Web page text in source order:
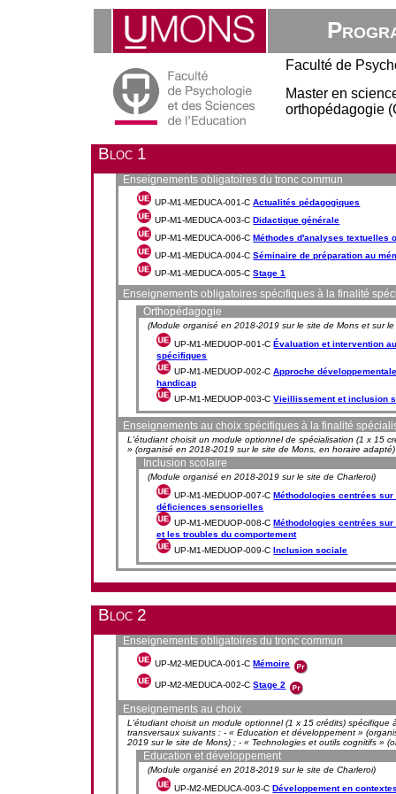
Faculté de
Master en
orthopédagogie
Bloc 1
Enseignements obligatoires du tronc commun
UP-M1-MEDUCA-001-CActualités pédagogiques
UP-M1-MEDUCA-003-CDidactique générale
UP-M1-MEDUCA-006-CMéthodes d'analyses textuelles
UP-M1-MEDUCA-004-CSéminaire de préparation au
UP-M1-MEDUCA-005-CStage 1
Enseignements obligatoires spécifiques à la finalité
Orthopédagogie
(Module organisé en 2018-2019 sur le site de Mons et sur
UP-M1-MEDUOP-001-CÉvaluation et intervention
spécifiques
UP-M1-MEDUOP-002-CApproche
handicap
UP-M1-MEDUOP-003-CVieillissement et inclusion
Enseignements au choix spécifiques à la finalité
L'étudiant choisit un module optionnel de spécialisation (1 x 15
» (organisé en 2018-2019 sur le site de Mons, en horaire
Inclusion scolaire
(Module organisé en 2018-2019 sur le site de Charleroi)
UP-M1-MEDUOP-007-CMéthodologies centrées
déficiences sensorielles
UP-M1-MEDUOP-008-CMéthodologies centrées
et les troubles du comportement
UP-M1-MEDUOP-009-CInclusion sociale
Bloc 2
Enseignements obligatoires du tronc commun
UP-M2-MEDUCA-001-CMémoire
UP-M2-MEDUCA-002-CStage 2
Enseignements au choix
L'étudiant choisit un module optionnel (1 x 15 crédits)
transversaux suivants : - « Education et développement »
2019 sur le site de Mons) ; - « Technologies et outils cognitifs »
Education et développement
(Module organisé en 2018-2019 sur le site de Charleroi)
UP-M2-MEDUCA-003-CDéveloppement en